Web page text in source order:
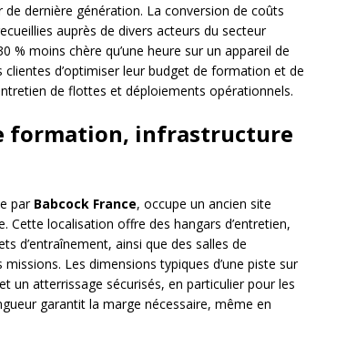
dernière génération. La conversion de coûts
auprès de divers acteurs du secteur
% moins chère qu’une heure sur un appareil de
d’optimiser leur budget de formation et de
de flottes et déploiements opérationnels.
formation, infrastructure
par Babcock France, occupe un ancien site
localisation offre des hangars d’entretien,
d’entraînement, ainsi que des salles de
Les dimensions typiques d’une piste sur
un atterrissage sécurisés, en particulier pour les
garantit la marge nécessaire, même en